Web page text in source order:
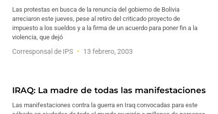
Las protestas en busca de la renuncia del gobierno de Bolivia
arreciaron este jueves, pese al retiro del criticado proyecto de
impuesto a los sueldos y a la firma de un acuerdo para poner fin a la
violencia, que dejó
Corresponsal de IPS 13 febrero, 2003
IRAQ: La madre de todas las manifestaciones
Las manifestaciones contra la guerra en Iraq convocadas para este